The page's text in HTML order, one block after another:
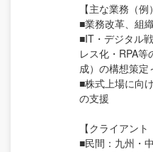
【主な業務（例
■業務改革、組
■IT・デジタル
レス化・RPA
成）の構想策定
■株式上場に向
の支援
【クライアント
■民間：九州・